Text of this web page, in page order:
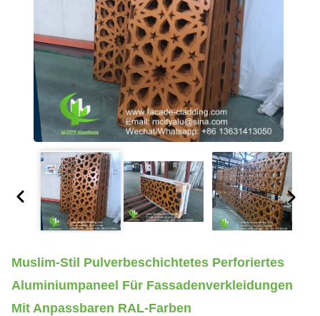
Muslim-Stil Pulverbeschichtetes Perforiertes
Aluminiumpaneel Für Fassadenverkleidungen
Mit Anpassbaren RAL-Farben